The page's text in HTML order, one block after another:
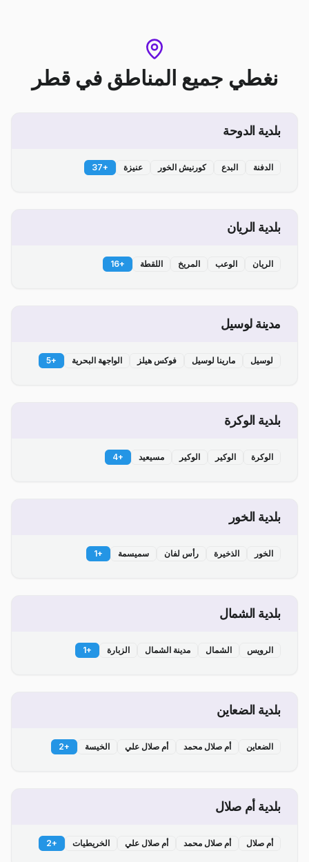
نغطي جميع المناطق في قطر
بلدية الدوحة
الدفنة البدع كورنيش الخور عنيزة +
37
بلدية الريان
الريان الوعب المريخ اللقطة +
16
مدينة لوسيل
لوسيل مارينا لوسيل فوكس هيلز الواجهة البحرية +
5
بلدية الوكرة
الوكرة الوكير الوكير مسيعيد +
4
بلدية الخور
الخور الذخيرة رأس لفان سميسمة +
1
بلدية الشمال
الرويس الشمال مدينة الشمال الزبارة +
1
بلدية الضعاين
الضعاين أم صلال محمد أم صلال علي الخيسة +
2
بلدية أم صلال
أم صلال أم صلال محمد أم صلال علي الخريطيات +
2